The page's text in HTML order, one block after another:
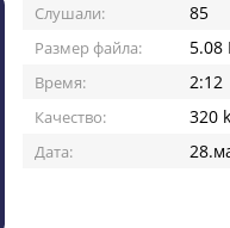
Слушали: 85
Размер файла: 5.08
Время: 2:12
Качество: 320
Дата: